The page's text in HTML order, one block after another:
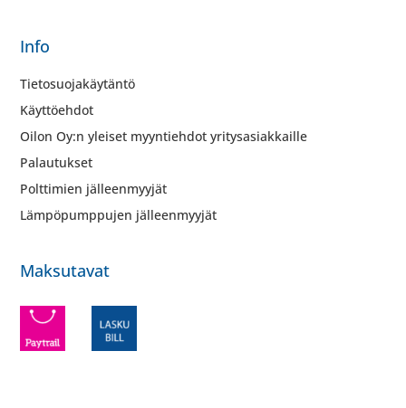
Info
Tietosuojakäytäntö
Käyttöehdot
Oilon Oy:n yleiset myyntiehdot yritysasiakkaille
Palautukset
Polttimien jälleenmyyjät
Lämpöpumppujen jälleenmyyjät
Maksutavat